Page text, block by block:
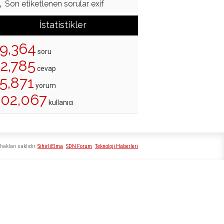
Son etiketlenen sorular exif
İstatistikler
soru
cevap
yorum
kullanıcı
SihirliElma SDN Forum Teknoloji Haberleri
saklıdır